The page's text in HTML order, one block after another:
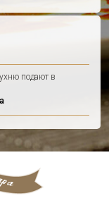
подают в